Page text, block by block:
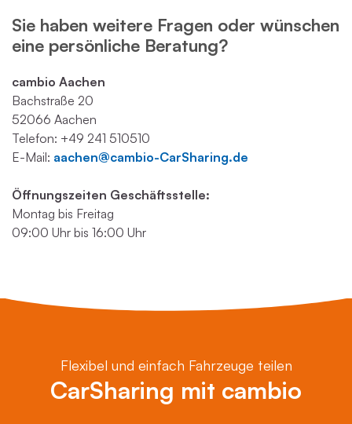
Sie haben weitere Fragen oder wünschen
eine persönliche Beratung?
cambio Aachen
Bachstraße 20
52066 Aachen
Telefon: +49 241 510510
E-Mail: aachen@cambio-CarSharing.de
Öffnungszeiten Geschäftsstelle:
Montag bis Freitag
09:00 Uhr bis 16:00 Uhr
Flexibel und einfach Fahrzeuge teilen
CarSharing mit cambio